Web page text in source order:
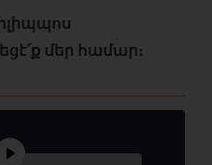
մեր համար։